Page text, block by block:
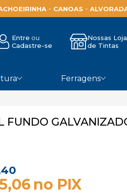
- CANOAS -
Entre
Cadastre-se
Nossas
de Tintas
Ferragens
FUNDO